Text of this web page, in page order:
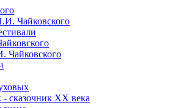
Чайковского
Чайковского
сказочник XX века